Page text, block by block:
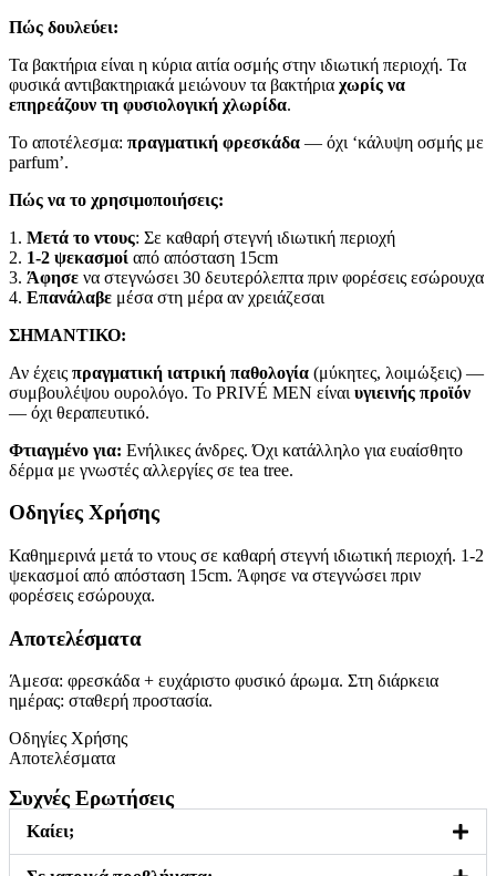
Πώς δουλεύει:
Τα βακτήρια είναι η κύρια αιτία οσμής στην ιδιωτική περιοχή. Τα
φυσικά αντιβακτηριακά μειώνουν τα βακτήρια χωρίς να
επηρεάζουν τη φυσιολογική χλωρίδα.
Το αποτέλεσμα: πραγματική φρεσκάδα — όχι ‘κάλυψη οσμής με
parfum’.
Πώς να το χρησιμοποιήσεις:
1. Μετά το ντους: Σε καθαρή στεγνή ιδιωτική περιοχή
2. 1-2 ψεκασμοί από απόσταση 15cm
3. Άφησε να στεγνώσει 30 δευτερόλεπτα πριν φορέσεις εσώρουχα
4. Επανάλαβε μέσα στη μέρα αν χρειάζεσαι
ΣΗΜΑΝΤΙΚΟ:
Αν έχεις πραγματική ιατρική παθολογία (μύκητες, λοιμώξεις) —
συμβουλέψου ουρολόγο. Το PRIVÉ MEN είναι υγιεινής προϊόν
— όχι θεραπευτικό.
Φτιαγμένο για: Ενήλικες άνδρες. Όχι κατάλληλο για ευαίσθητο
δέρμα με γνωστές αλλεργίες σε tea tree.
Οδηγίες Χρήσης
Καθημερινά μετά το ντους σε καθαρή στεγνή ιδιωτική περιοχή. 1-2
ψεκασμοί από απόσταση 15cm. Άφησε να στεγνώσει πριν
φορέσεις εσώρουχα.
Αποτελέσματα
Άμεσα: φρεσκάδα + ευχάριστο φυσικό άρωμα. Στη διάρκεια
ημέρας: σταθερή προστασία.
Οδηγίες Χρήσης
Αποτελέσματα
Συχνές Ερωτήσεις
Καίει;